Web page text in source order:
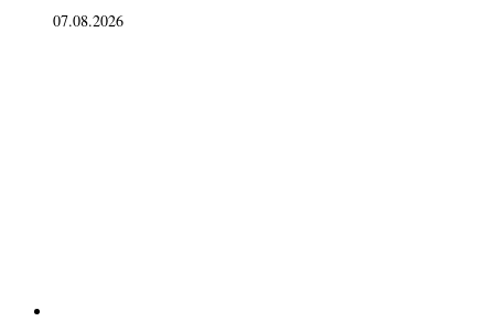
07.08.2026